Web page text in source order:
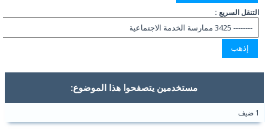
التنقل السريع :
مستخدمين يتصفحوا هذا الموضوع: